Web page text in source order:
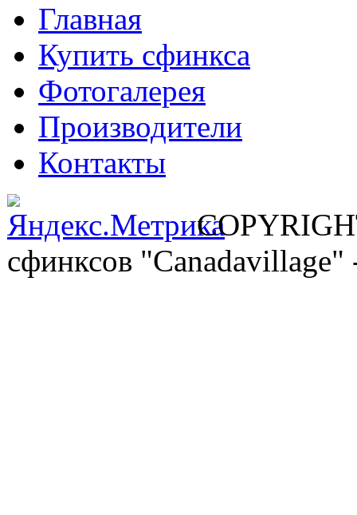
Главная
Купить сфинкса
Фотогалерея
Производители
Контакты
сфинксов